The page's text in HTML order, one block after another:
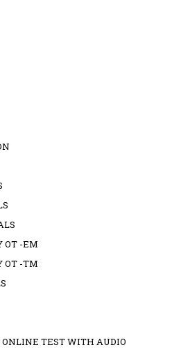
OT -EM
OT -TM
ONLINE TEST WITH AUDIO